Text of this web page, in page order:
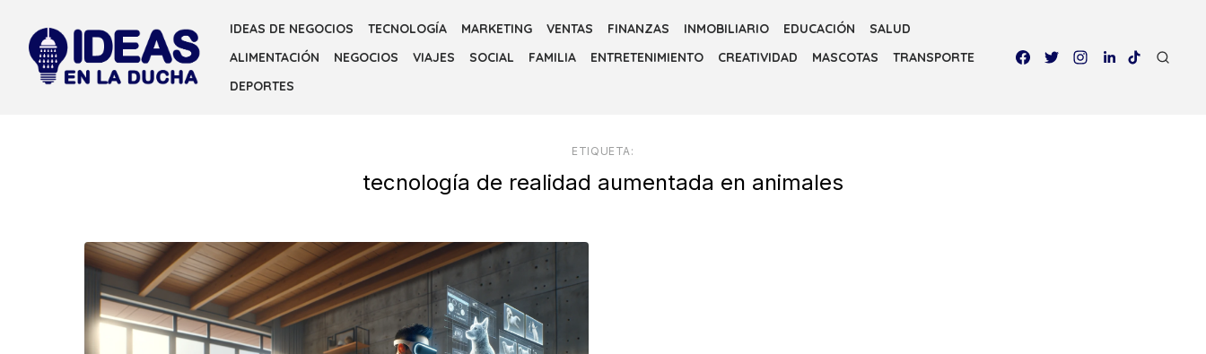
content
IDEAS DE NEGOCIOS TECNOLOGÍA MARKETING VENTAS FINANZAS INMOBILIARIO EDUCACIÓN
SALUD
ALIMENTACIÓN
NEGOCIOS VIAJES SOCIAL FAMILIA ENTRETENIMIENTO CREATIVIDAD MASCOTAS
TRANSPORTE
DEPORTES
ETIQUETA:
tecnología de realidad aumentada en animales